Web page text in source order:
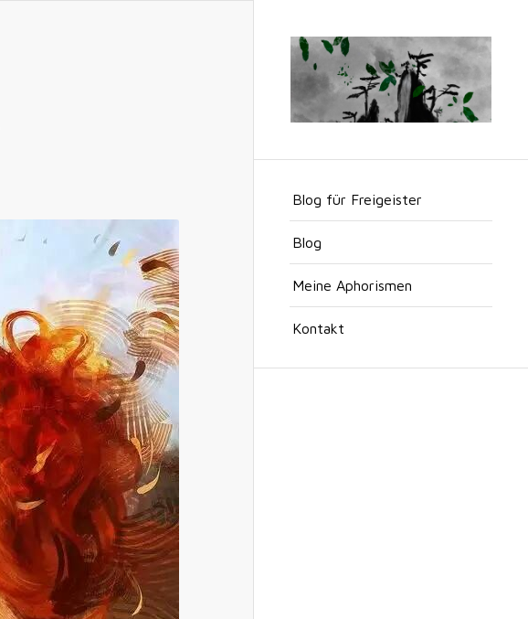
Blog für Freigeister
Blog
Meine Aphorismen
Kontakt